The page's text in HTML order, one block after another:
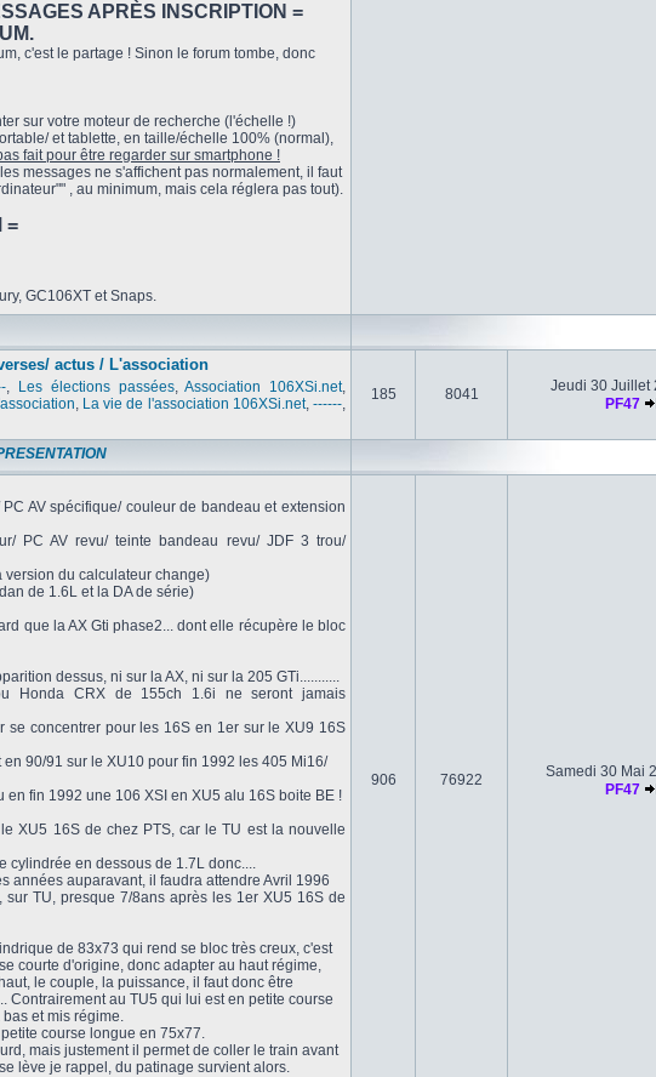
APRÈS INSCRIPTION =
c'est le partage ! Sinon le forum tombe, donc
sur votre moteur de recherche (l'échelle !)
et tablette, en taille/échelle 100% (normal),
pas fait pour être regarder sur smartphone !
messages ne s'affichent pas normalement, il faut
, au minimum, mais cela réglera pas tout).
=
GC106XT et Snaps.
actus / L'association
, Les élections passées,Association 106XSi.net,
, La vie de l'association 106XSi.net,------,
185 8041
Jeudi 30 Juillet
PF47
PC AV spécifique/ couleur de bandeau et extension
PC AV revu/ teinte bandeau revu/ JDF 3 trou/
version du calculateur change)
de 1.6L et la DA de série)
que la AX Gti phase2... dont elle récupère le bloc
dessus, ni sur la AX, ni sur la 205 GTi...........
Honda CRX de 155ch 1.6i ne seront jamais
se concentrer pour les 16S en 1er sur le XU9 16S
90/91 sur le XU10 pour fin 1992 les 405 Mi16/
en fin 1992 une 106 XSI en XU5 alu 16S boite BE !
XU5 16S de chez PTS, car le TU est la nouvelle
cylindrée en dessous de 1.7L donc....
années auparavant, il faudra attendre Avril 1996
TU, presque 7/8ans après les 1er XU5 16S de
de 83x73 qui rend se bloc très creux, c'est
courte d'origine, donc adapter au haut régime,
le couple, la puissance, il faut donc être
Contrairement au TU5 qui lui est en petite course
et mis régime.
course longue en 75x77.
mais justement il permet de coller le train avant
lève je rappel, du patinage survient alors.
906 76922
Samedi 30 Mai
PF47